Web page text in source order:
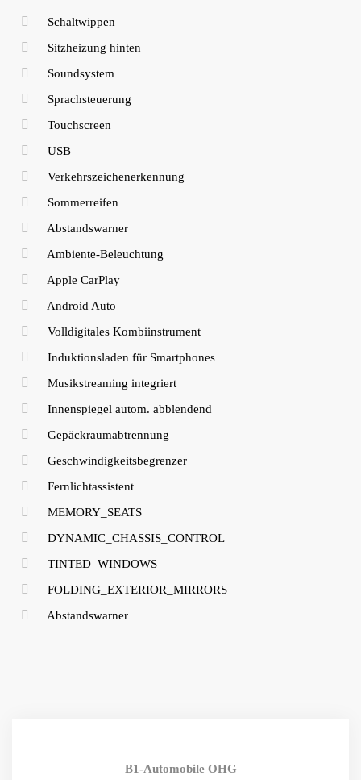
Schaltwippen
Sitzheizung hinten
Soundsystem
Sprachsteuerung
Touchscreen
USB
Verkehrszeichenerkennung
Sommerreifen
Abstandswarner
Ambiente-Beleuchtung
Apple CarPlay
Android Auto
Volldigitales Kombiinstrument
Induktionsladen für Smartphones
Musikstreaming integriert
Innenspiegel autom. abblendend
Gepäckraumabtrennung
Geschwindigkeitsbegrenzer
Fernlichtassistent
MEMORY_SEATS
DYNAMIC_CHASSIS_CONTROL
TINTED_WINDOWS
FOLDING_EXTERIOR_MIRRORS
Abstandswarner
B1-Automobile OHG